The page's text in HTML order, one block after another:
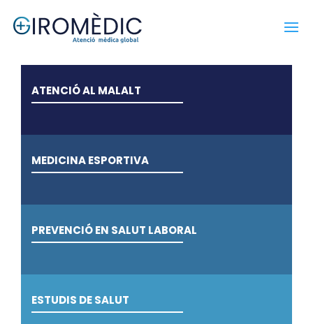
ATENCIÓ AL MALALT
MEDICINA ESPORTIVA
PREVENCIÓ EN SALUT LABORAL
ESTUDIS DE SALUT